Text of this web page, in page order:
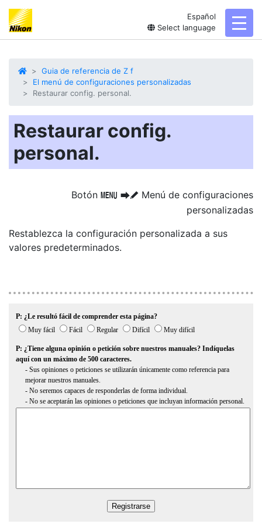
Español
Select language
Guia de referencia de Z f
El menú de configuraciones personalizadas
Restaurar config. personal.
Restaurar config.
personal.
Botón G UA Menú de configuraciones
personalizadas
Restablezca la configuración personalizada a sus
valores predeterminados.